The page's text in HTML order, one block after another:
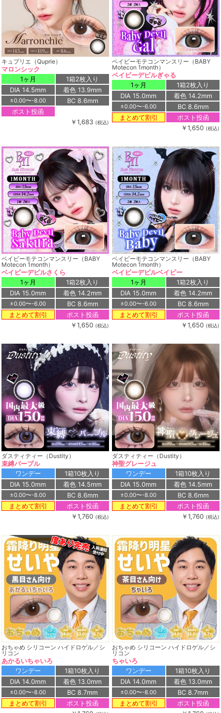
キュプリエ（Quprie）
マロンシック
1ヶ月
1箱2枚入り
DIA 14.5mm
着色 13.9mm
±0.00〜-8.00
BC 8.6mm
ポスト投函
￥1,683 (税込)
ベイビーモテコンマンスリー（BABY
Motecon 1month）
ベイビーデビルぎゃる
1ヶ月
1箱2枚入り
DIA 15.0mm
着色 14.2mm
±0.00〜-6.00
BC 8.6mm
まとめて割引
ポスト投函
￥1,650 (税込)
ベイビーモテコンマンスリー（BABY
Motecon 1month）
ベイビーデビルさくら
1ヶ月
1箱2枚入り
DIA 15.0mm
着色 14.2mm
±0.00〜-6.00
BC 8.6mm
まとめて割引
ポスト投函
￥1,650 (税込)
ベイビーモテコンマンスリー（BABY
Motecon 1month）
ベイビーデビルベイビー
1ヶ月
1箱2枚入り
DIA 15.0mm
着色 14.2mm
±0.00〜-6.00
BC 8.6mm
まとめて割引
ポスト投函
￥1,650 (税込)
ダスティティー（Dustity）
束縛パープル
ワンデー
1箱10枚入り
DIA 15.0mm
着色 14.5mm
±0.00〜-8.00
BC 8.6mm
まとめて割引
ポスト投函
￥1,760 (税込)
ダスティティー（Dustity）
神聖グレージュ
ワンデー
1箱10枚入り
DIA 15.0mm
着色 14.5mm
±0.00〜-8.00
BC 8.6mm
まとめて割引
ポスト投函
￥1,760 (税込)
おちゃめ シリコーン ハイドロゲル／シ
リコン
あかるいちゃいろ
ワンデー
1箱10枚入り
DIA 14.0mm
着色 13.0mm
±0.00〜-8.00
BC 8.7mm
まとめて割引
ポスト投函
おちゃめ シリコーン ハイドロゲル／シ
リコン
ちゃいろ
ワンデー
1箱10枚入り
DIA 14.0mm
着色 13.0mm
±0.00〜-8.00
BC 8.7mm
まとめて割引
ポスト投函